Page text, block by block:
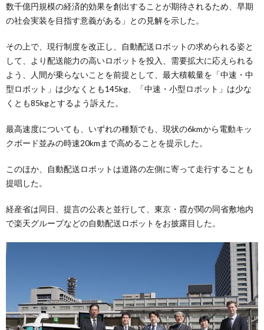
数千億円規模の経済的効果を創出することが期待されるため、早期
の社会実装を目指す意義がある」との見解を示した。
その上で、現行制度を改正し、自動配送ロボットの求められる姿と
して、より配送能力の高いロボットを投入、需要拡大に応えられる
よう、人間が乗らないことを前提として、最大積載量を「中速・中
型ロボット」は少なくとも145kg、「中速・小型ロボット」は少な
くとも85kgとするよう訴えた。
最高速度についても、いずれの種類でも、現状の6kmから電動キッ
クボード並みの時速20kmまで高めることを提示した。
このほか、自動配送ロボットは道路の左側に寄って走行することも
提唱した。
経産省は同日、提言の公表と並行して、東京・霞が関の同省敷地内
で楽天グループなどの自動配送ロボットをお披露目した。